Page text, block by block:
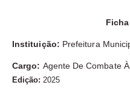
Instituição: Prefeitura
Cargo: Agente De Combate
Edição: 2025